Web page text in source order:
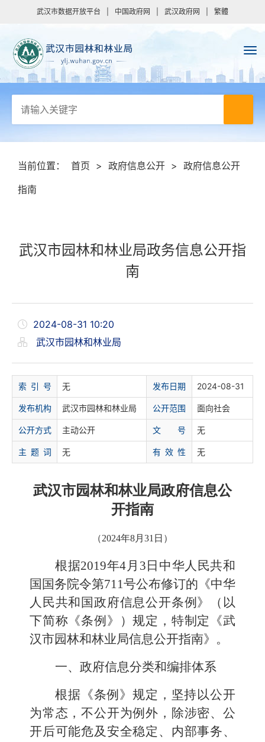
武汉市数据开放平台 中国政府网 武汉政府网 繁體
当前位置： 首页 > 政府信息公开 > 政府信息公开
指南
武汉市园林和林业局政务信息公开指
南
2024-08-31 10:20
武汉市园林和林业局
索 引 号 无 发布日期 2024-08-31
发布机构 武汉市园林和林业局 公开范围 面向社会
公开方式 主动公开 文 号 无
主 题 词 无 有 效 性 无
武汉市园林和林业局政府信息公
开指南
（2024年8月31日）
根据2019年4月3日中华人民共和
国国务院令第711号公布修订的《中华
人民共和国政府信息公开条例》（以
下简称《条例》）规定，特制定《武
汉市园林和林业局信息公开指南》。
一、 政府信息分类和编排体系
根据《条例》规定，坚持以公开
为常态，不公开为例外，除涉密、公
开后可能危及安全稳定、内部事务、